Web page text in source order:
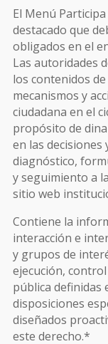
El Menú
destacado que
obligados en el
Las autoridades
los contenidos
mecanismos y
ciudadana en el
propósito de
en las decisiones
diagnóstico,
y seguimiento a
sitio web
Contiene la
interacción e
y grupos de
ejecución,
pública definidas
disposiciones
diseñados
este derecho.*